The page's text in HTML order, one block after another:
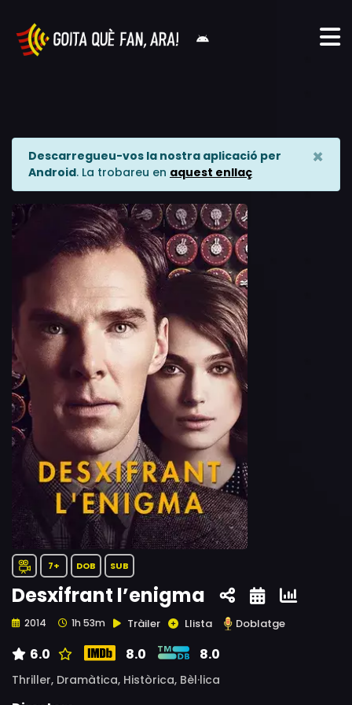
Descarregueu-vos la nostra aplicació per
Android. La trobareu en aquest enllaç
×
7+ DOB SUB
Desxifrant l’enigma
2014 1h 53m Tràiler Llista Doblatge
6.0 8.0 8.0
Thriller, Dramàtica, Històrica, Bèl·lica